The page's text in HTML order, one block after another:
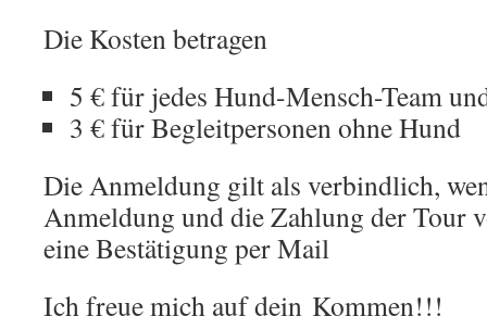
Die Kosten betragen
5 € für jedes Hund-Mensch-Team
3 € für Begleitpersonen ohne Hund
Die Anmeldung gilt als verbindlich,
Anmeldung und die Zahlung der Tour
eine Bestätigung per Mail
Ich freue mich auf dein Kommen!!!